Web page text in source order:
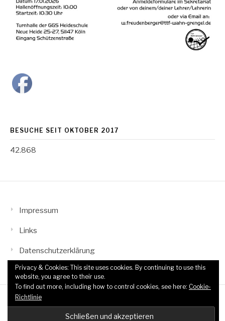
BESUCHE SEIT OKTOBER 2017
42.868
Impressum
Links
Datenschutzerklärung
Copyright © 2026 TTF Wahn-Grengel. All Rights Reserved.
Privacy & Cookies: This site uses cookies. By continuing to use this
website, you agree to their use.
To find out more, including how to control cookies, see here: Cookie-
Richtlinie